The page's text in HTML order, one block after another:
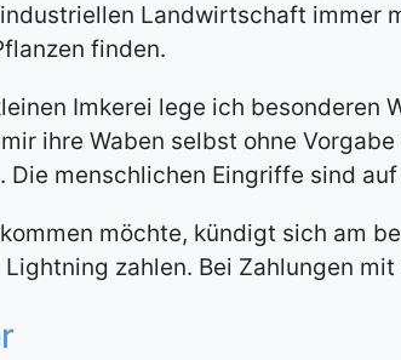
Landwirtschaft immer
finden.
Imkerei lege ich besonderen
ihre Waben selbst ohne
Die menschlichen Eingriffe sind
möchte, kündigt sich am
zahlen. Bei Zahlungen